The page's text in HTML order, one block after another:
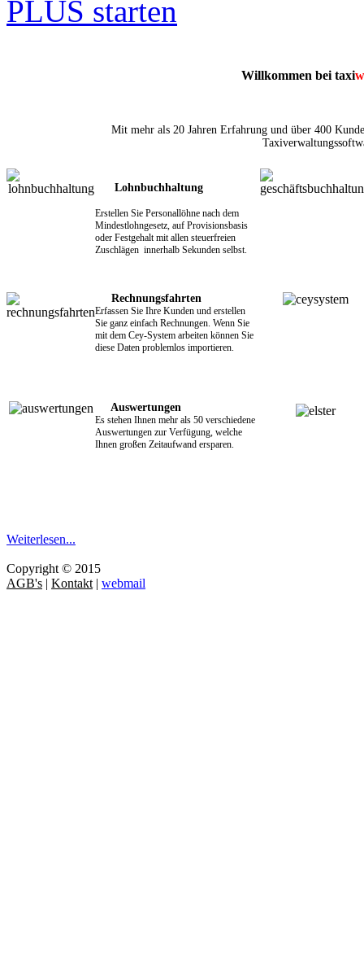
Willkommen bei taxi
Mit mehr als 20 Jahren Erfahrung und über 400
Lohnbuchhaltung
Erstellen Sie Personallöhne nach dem
Mindestlohngesetz, auf Provisionsbasis
oder Festgehalt mit allen steuerfreien
Zuschlägen innerhalb Sekunden selbst.
Rechnungsfahrten
Erfassen Sie Ihre Kunden und erstellen
Sie ganz einfach Rechnungen. Wenn Sie
mit dem Cey-System arbeiten können Sie
diese Daten problemlos importieren.
Auswertungen
Es stehen Ihnen mehr als 50 verschiedene
Auswertungen zur Verfügung, welche
Ihnen großen Zeitaufwand ersparen.
Weiterlesen...
Copyright © 2015
AGB's | Kontakt| webmail